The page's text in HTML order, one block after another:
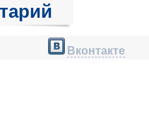
Вконтакте